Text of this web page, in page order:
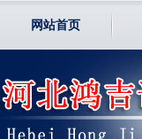
网站首页